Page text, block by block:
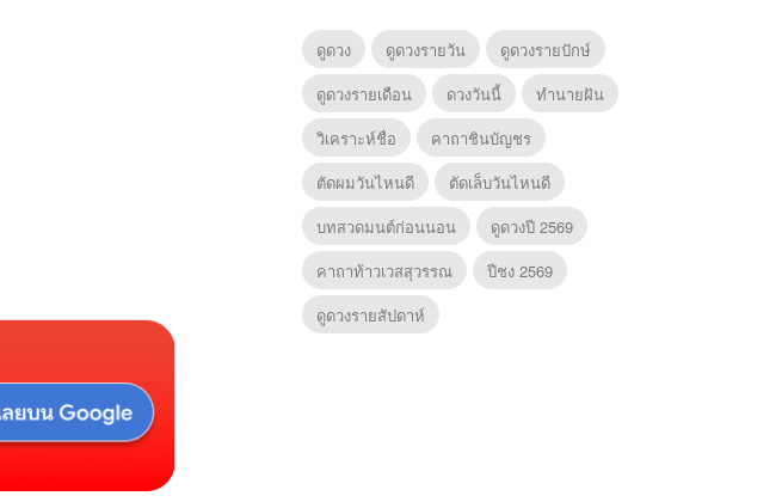
ดูดวง ดูดวงรายวัน
ดูดวงรายปักษ์
ดูดวงรายเดือน
ดวงวันนี้
ทํานายฝัน
วิเคราะห์ชื่อ
คาถาชินบัญชร
ตัดผมวันไหนดี
ตัดเล็บวันไหนดี
บทสวดมนต์ก่อนนอน
ดูดวงปี 2569
คาถาท้าวเวสสุวรรณ
ปีชง 2569
ดูดวงรายสัปดาห์